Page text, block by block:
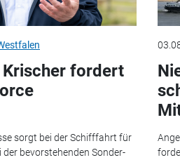
fordert
sorgt bei der Schifffahrt für
der bevorstehenden Sonder-